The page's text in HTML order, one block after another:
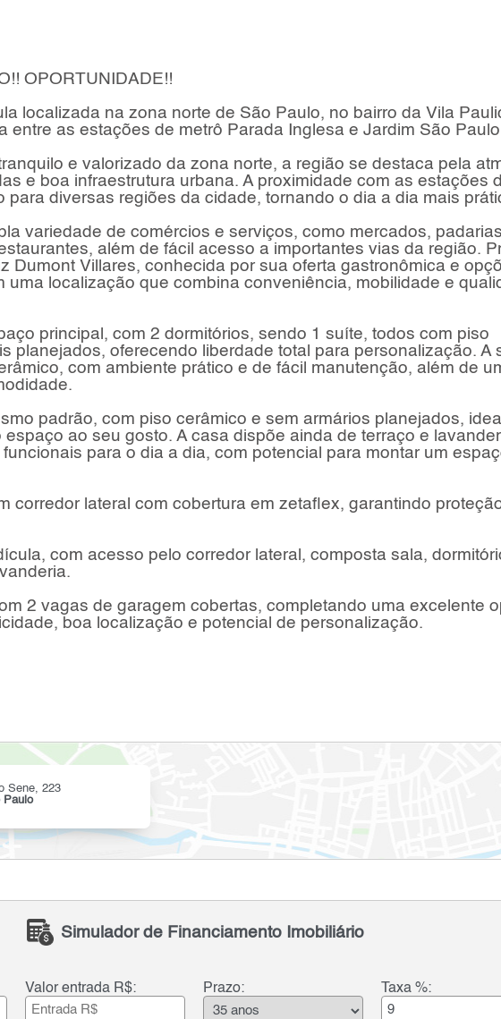
OPORTUNIDADE!!
localizada na zona norte de São Paulo, no bairro da Vila
entre as estações de metrô Parada Inglesa e Jardim São
e valorizado da zona norte, a região se destaca pela
e boa infraestrutura urbana. A proximidade com as estações
para diversas regiões da cidade, tornando o dia a dia mais
variedade de comércios e serviços, como mercados,
além de fácil acesso a importantes vias da região.
Dumont Villares, conhecida por sua oferta gastronômica e
uma localização que combina conveniência, mobilidade e
principal, com 2 dormitórios, sendo 1 suíte, todos com piso
planejados, oferecendo liberdade total para personalização. A
com ambiente prático e de fácil manutenção, além de
padrão, com piso cerâmico e sem armários planejados,
ao seu gosto. A casa dispõe ainda de terraço e
para o dia a dia, com potencial para montar um
corredor lateral com cobertura em zetaflex, garantindo
com acesso pelo corredor lateral, composta sala,
2 vagas de garagem cobertas, completando uma excelente
boa localização e potencial de personalização.
Sene, 223
Paulo
Simulador de Financiamento Imobiliário
Valor entrada R$: Prazo: Taxa %: